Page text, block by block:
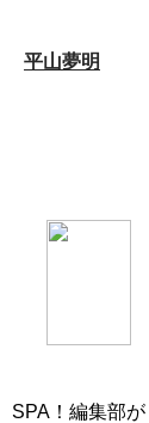
平山夢明
SPA！編集部